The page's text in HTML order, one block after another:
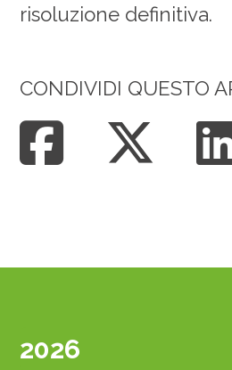
risoluzione definitiva.
CONDIVIDI QUESTO
2026